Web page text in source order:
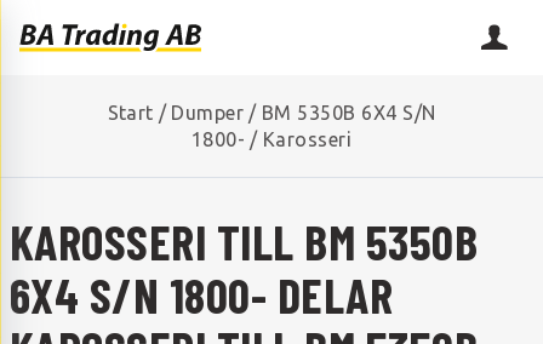
Start / Dumper / BM 5350B 6X4 S/N
1800- / Karosseri
KAROSSERI TILL BM 5350B
6X4 S/N 1800- DELAR